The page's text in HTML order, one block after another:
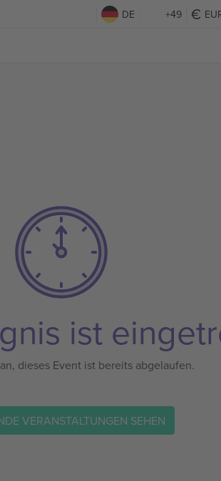
DE +49
ist
dieses Event ist bereits abgelaufen.
VERANSTALTUNGEN SEHEN